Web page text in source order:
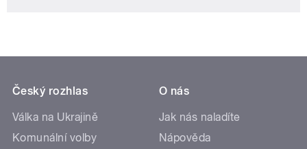
Český rozhlas
Válka na Ukrajině
Komunální volby
O nás
Jak nás naladíte
Nápověda